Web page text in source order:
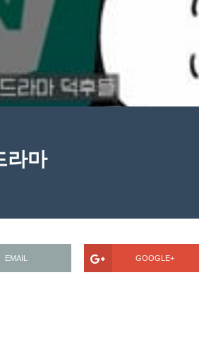
라마
EMAIL GOOGLE+